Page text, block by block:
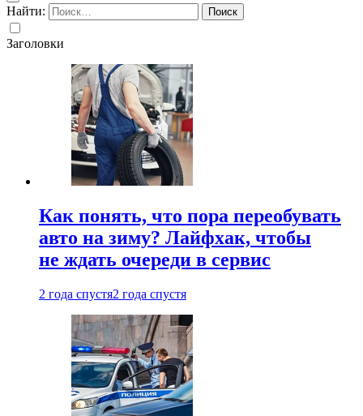
Найти:
Заголовки
Как понять, что пора переобувать
авто на зиму? Лайфхак, чтобы
не ждать очереди в сервис
2 года спустя2 года спустя